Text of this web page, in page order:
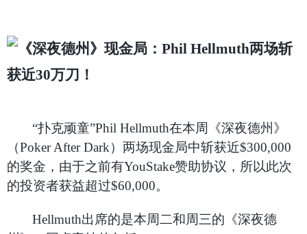
“扑克顽童”Phil Hellmuth在本周《深夜德州》
（Poker After Dark）两场现金局中斩获近$300,000
的奖金，由于之前有YouStake赞助协议，所以此次
的投资者获益超过$60,000。
Hellmuth出席的是本周二和周三的《深夜德